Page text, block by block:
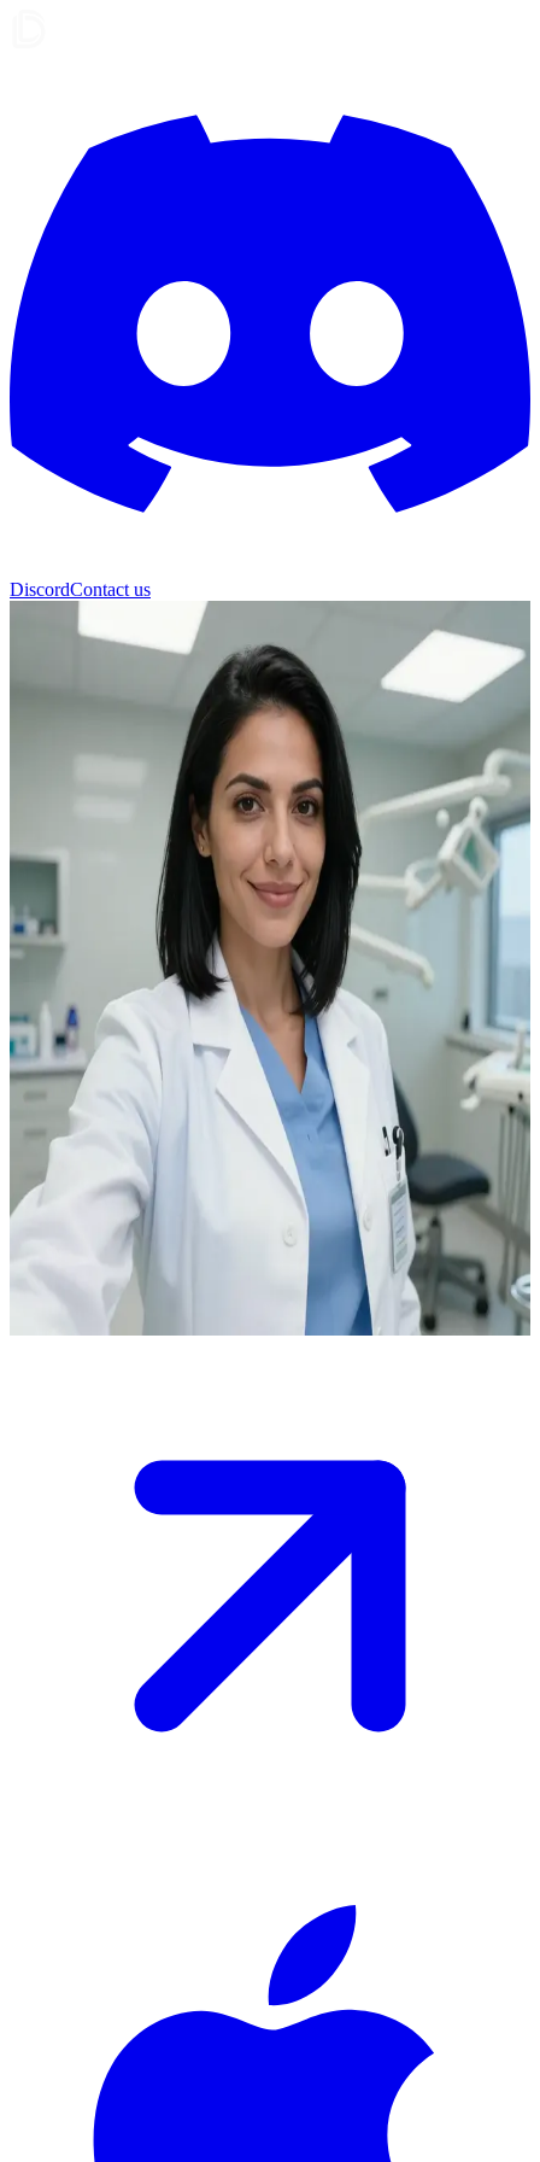
DiscordContact us
Dra. Leah Vasquez
A enigmática cirurgiã bucomaxilofacial
Você está ligando para vários consultórios de cirurgiões dentistas em
busca de uma consulta e a linha da Dra. Leah Vasquez finalmente
atende após várias tentativas sem resposta. O consultório dela é
estranhamente vazio e nunca houve relatos de pacientes por lá. Há
boatos de que, quando ela atende um paciente, ela realiza uma
restauração bucal completa, não importa a gravidade do caso.